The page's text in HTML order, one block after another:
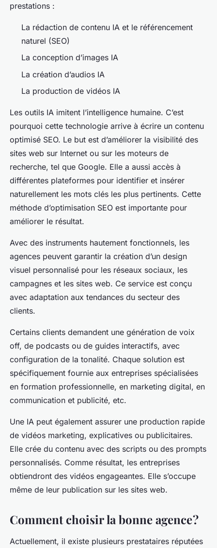
prestations :
La rédaction de contenu IA et le référencement
naturel (SEO)
La conception d’images IA
La création d’audios IA
La production de vidéos IA
Les outils IA imitent l’intelligence humaine. C’est
pourquoi cette technologie arrive à écrire un contenu
optimisé SEO. Le but est d’améliorer la visibilité des
sites web sur Internet ou sur les moteurs de
recherche, tel que Google. Elle a aussi accès à
différentes plateformes pour identifier et insérer
naturellement les mots clés les plus pertinents. Cette
méthode d’optimisation SEO est importante pour
améliorer le résultat.
Avec des instruments hautement fonctionnels, les
agences peuvent garantir la création d’un design
visuel personnalisé pour les réseaux sociaux, les
campagnes et les sites web. Ce service est conçu
avec adaptation aux tendances du secteur des
clients.
Certains clients demandent une génération de voix
off, de podcasts ou de guides interactifs, avec
configuration de la tonalité. Chaque solution est
spécifiquement fournie aux entreprises spécialisées
en formation professionnelle, en marketing digital, en
communication et publicité, etc.
Une IA peut également assurer une production rapide
de vidéos marketing, explicatives ou publicitaires.
Elle crée du contenu avec des scripts ou des prompts
personnalisés. Comme résultat, les entreprises
obtiendront des vidéos engageantes. Elle s’occupe
même de leur publication sur les sites web.
Comment choisir la bonne agence ?
Actuellement, il existe plusieurs prestataires réputées